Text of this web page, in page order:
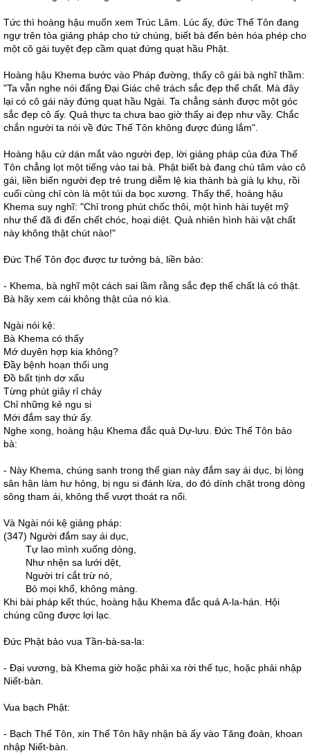
Tức thì hoàng hậu muốn xem Trúc Lâm. Lúc ấy, đức Thế Tôn đang
ngự trên tòa giảng pháp cho tứ chúng, biết bà đến bèn hóa phép cho
một cô gái tuyệt đẹp cầm quạt đứng quạt hầu Phật.
Hoàng hậu Khema bước vào Pháp đường, thấy cô gái bà nghĩ thầm:
"Ta vẫn nghe nói đấng Ðại Giác chê trách sắc đẹp thể chất. Mà đây
lại có cô gái này đứng quạt hầu Ngài. Ta chẳng sánh được một góc
sắc đẹp cô ấy. Quả thực ta chưa bao giờ thấy ai đẹp như vầy. Chắc
chắn người ta nói về đức Thế Tôn không được đúng lắm".
Hoàng hậu cứ dán mắt vào người đẹp, lời giảng pháp của đứa Thế
Tôn chẳng lọt một tiếng vào tai bà. Phật biết bà đang chú tâm vào cô
gái, liền biến người đẹp trẻ trung diễm lệ kia thành bà già lụ khụ, rồi
cuối cùng chỉ còn là một túi da bọc xương. Thấy thế, hoàng hậu
Khema suy nghĩ: "Chỉ trong phút chốc thôi, một hình hài tuyệt mỹ
như thế đã đi đến chết chóc, hoại diệt. Quả nhiên hình hài vật chất
này không thật chút nào!"
Ðức Thế Tôn đọc được tư tưởng bà, liền bảo:
- Khema, bà nghĩ một cách sai lầm rằng sắc đẹp thể chất là có thật.
Bà hãy xem cái không thật của nó kìa.
Ngài nói kệ:
Bà Khema có thấy
Mớ duyên hợp kia không?
Ðầy bệnh hoạn thối ung
Ðồ bất tịnh dơ xấu
Từng phút giây rỉ chảy
Chỉ những kẻ ngu si
Mới đắm say thứ ấy.
Nghe xong, hoàng hậu Khema đắc quả Dự-lưu. Ðức Thế Tôn bảo
bà:
- Này Khema, chúng sanh trong thế gian này đắm say ái dục, bị lòng
sân hận làm hư hỏng, bị ngu si đánh lừa, do đó dính chặt trong dòng
sông tham ái, không thể vượt thoát ra nổi.
Và Ngài nói kệ giảng pháp:
(347) Người đắm say ái dục,
Tự lao mình xuống dòng,
Như nhện sa lưới dệt,
Người trí cắt trừ nó,
Bỏ mọi khổ, không màng.
Khi bài pháp kết thúc, hoàng hậu Khema đắc quả A-la-hán. Hội
chúng cũng được lợi lạc.
Ðức Phật bảo vua Tần-bà-sa-la:
- Ðại vương, bà Khema giờ hoặc phải xa rời thế tục, hoặc phải nhập
Niết-bàn.
Vua bạch Phật:
- Bạch Thế Tôn, xin Thế Tôn hãy nhận bà ấy vào Tăng đoàn, khoan
nhập Niết-bàn.